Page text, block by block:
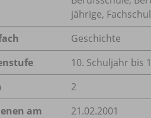
jährige,
Geschichte
10. Schuljahr bis
2
am
21.02.2001